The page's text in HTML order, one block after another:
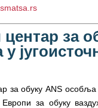
за
за обуку ANS особља
Европи за обуку